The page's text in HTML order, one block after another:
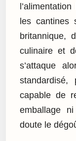
les cantines
britannique,
culinaire et
s’attaque
standardisé,
capable de
emballage
doute le